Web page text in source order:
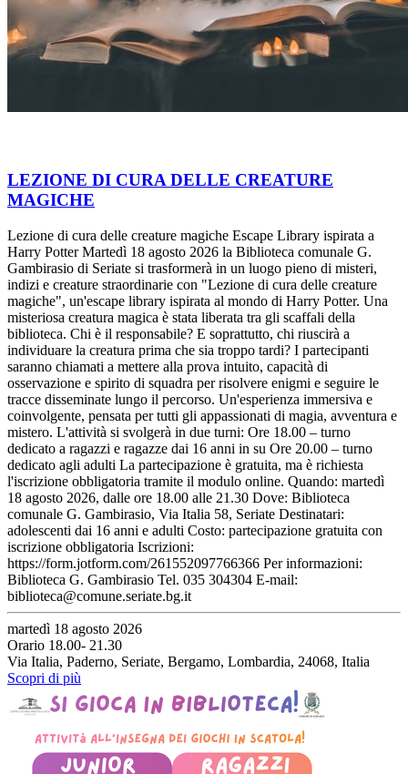
LEZIONE DI CURA DELLE CREATURE
MAGICHE
Lezione di cura delle creature magiche Escape Library ispirata a
Harry Potter Martedì 18 agosto 2026 la Biblioteca comunale G.
Gambirasio di Seriate si trasformerà in un luogo pieno di misteri,
indizi e creature straordinarie con "Lezione di cura delle creature
magiche", un'escape library ispirata al mondo di Harry Potter. Una
misteriosa creatura magica è stata liberata tra gli scaffali della
biblioteca. Chi è il responsabile? E soprattutto, chi riuscirà a
individuare la creatura prima che sia troppo tardi? I partecipanti
saranno chiamati a mettere alla prova intuito, capacità di
osservazione e spirito di squadra per risolvere enigmi e seguire le
tracce disseminate lungo il percorso. Un'esperienza immersiva e
coinvolgente, pensata per tutti gli appassionati di magia, avventura e
mistero. L'attività si svolgerà in due turni: Ore 18.00 – turno
dedicato a ragazzi e ragazze dai 16 anni in su Ore 20.00 – turno
dedicato agli adulti La partecipazione è gratuita, ma è richiesta
l'iscrizione obbligatoria tramite il modulo online. Quando: martedì
18 agosto 2026, dalle ore 18.00 alle 21.30 Dove: Biblioteca
comunale G. Gambirasio, Via Italia 58, Seriate Destinatari:
adolescenti dai 16 anni e adulti Costo: partecipazione gratuita con
iscrizione obbligatoria Iscrizioni:
https://form.jotform.com/261552097766366 Per informazioni:
Biblioteca G. Gambirasio Tel. 035 304304 E-mail:
biblioteca@comune.seriate.bg.it
martedì 18 agosto 2026
Orario 18.00- 21.30
Via Italia, Paderno, Seriate, Bergamo, Lombardia, 24068, Italia
Scopri di più